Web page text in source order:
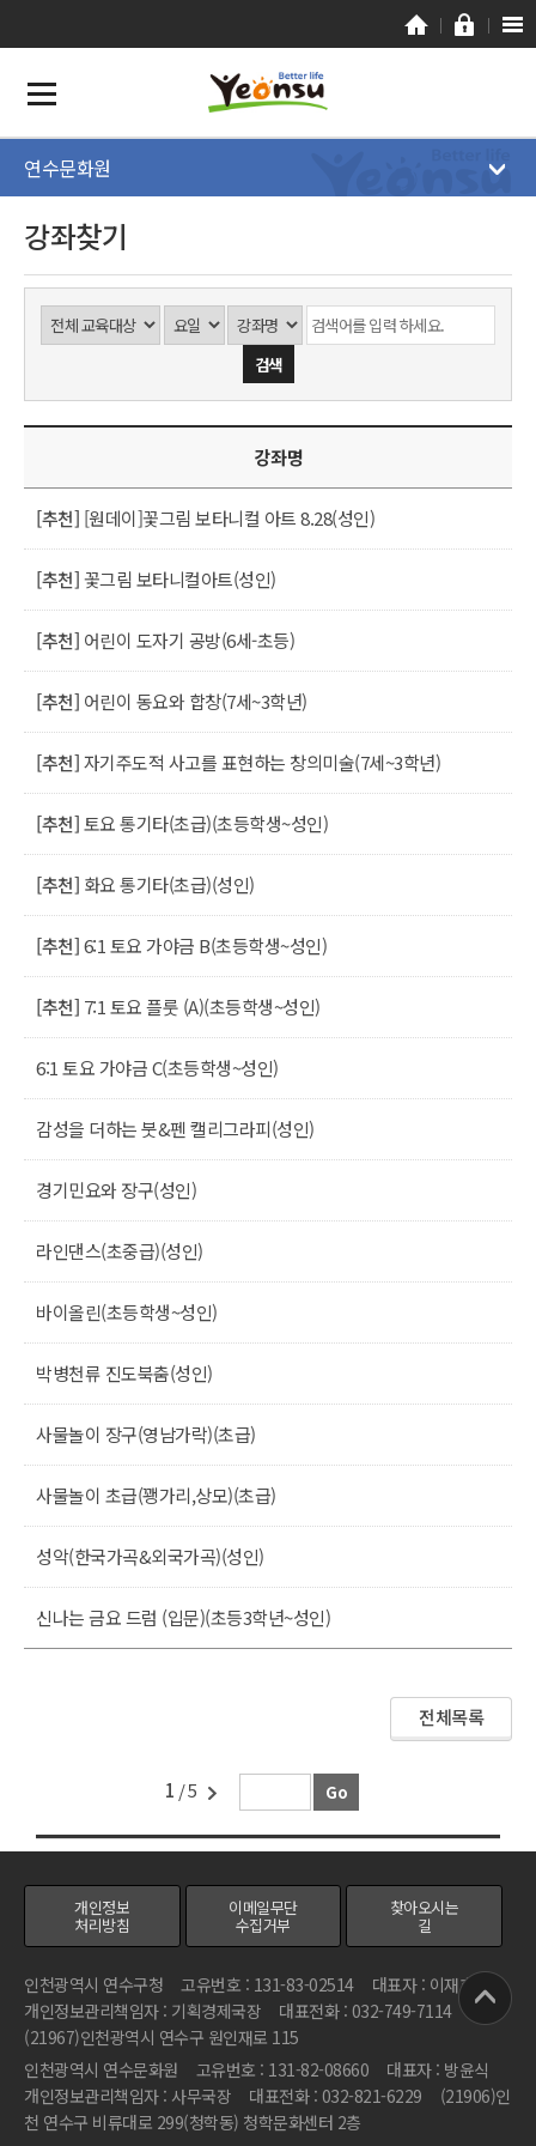
강좌찾기
연수문화원
강좌명
[추천] [원데이]꽃그림 보타니컬 아트 8.28(성인)
[추천]꽃그림 보타니컬아트(성인)
[추천] 어린이 도자기 공방(6세-초등)
[추천] 어린이 동요와 합창(7세~3학년)
[추천]자기주도적 사고를 표현하는 창의미술(7세~3학년)
[추천]토요 통기타(초급)(초등학생~성인)
[추천] 화요 통기타(초급)(성인)
[추천]6:1 토요 가야금 B(초등학생~성인)
[추천] 7:1 토요 플룻 (A)(초등학생~성인)
6:1 토요 가야금 C(초등학생~성인)
감성을 더하는 붓&펜 캘리그라피(성인)
경기민요와 장구(성인)
라인댄스(초중급)(성인)
바이올린(초등학생~성인)
박병천류 진도북춤(성인)
사물놀이 장구(영남가락)(초급)
사물놀이 초급(꽹가리,상모)(초급)
성악(한국가곡&외국가곡)(성인)
신나는 금요 드럼 (입문)(초등3학년~성인)
전체목록
1 / 5
개인정보
처리방침
이메일무단
수집거부
찾아오시는
길
인천광역시 연수구청 고유번호 : 131-83-02514
대표자 : 이재호
개인정보관리책임자 : 기획경제국장
대표전화 : 032-749-7114
(21967)인천광역시 연수구 원인재로 115
인천광역시 연수문화원
고유번호 : 131-82-08660
대표자 : 방윤식
개인정보관리책임자 : 사무국장
대표전화 : 032-821-6229
(21906)인
천 연수구 비류대로 299(청학동) 청학문화센터 2층